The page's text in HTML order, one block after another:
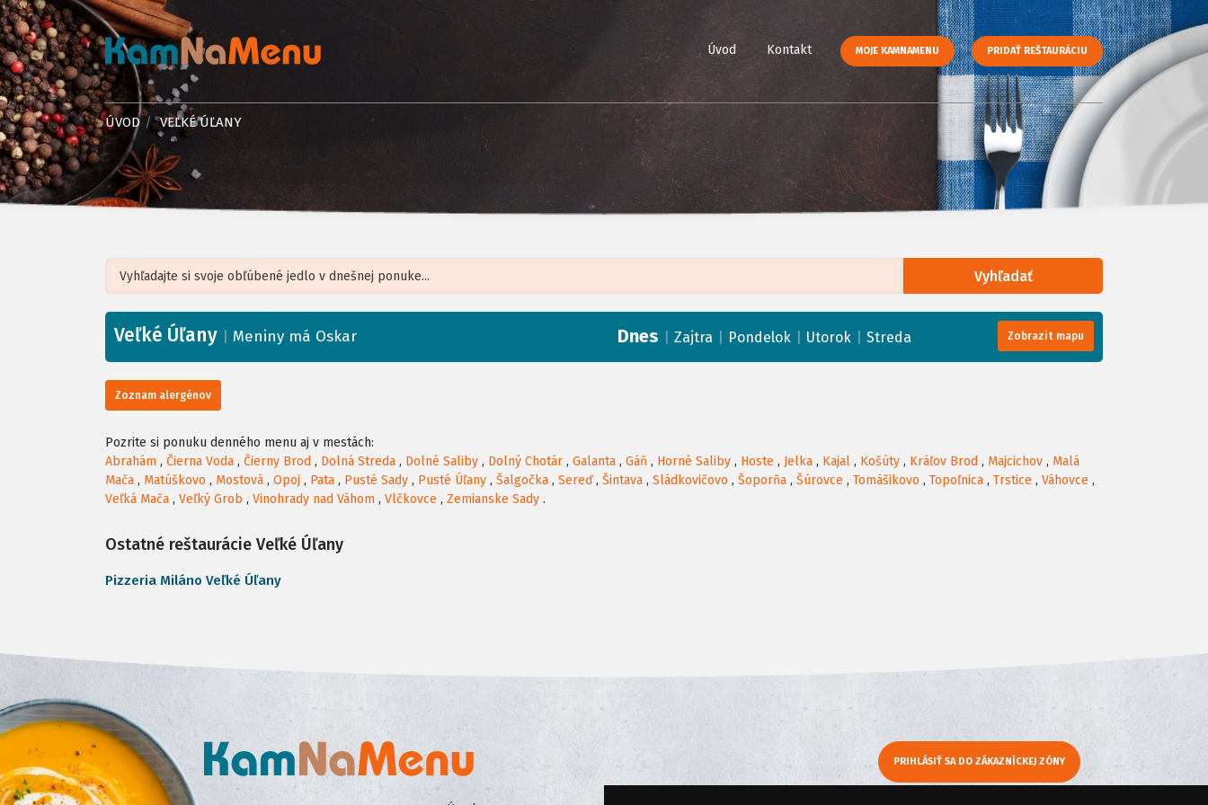
Úvod Kontakt MOJE KAMNAMENU PRIDAŤ REŠTAURÁCIU
ÚVOD VEĽKÉ ÚĽANY
Vyhľadať
+
−
Veľké Úľany Meniny má Oskar Dnes Zajtra Pondelok Utorok Streda Zobrazit mapu
Zoznam alergénov
Pozrite si ponuku denného menu aj v mestách:
Abrahám , Čierna Voda , Čierny Brod , Dolná Streda , Dolné Saliby , Dolný Chotár , Galanta , Gáň , Horné Saliby , Hoste , Jelka , Kajal , Košúty , Kráľov Brod , Majcichov , Malá
Mača , Matúškovo , Mostová , Opoj , Pata , Pusté Sady , Pusté Úľany , Šalgočka , Sereď, Šintava , Sládkovičovo , Šoporňa , Šúrovce , Tomášikovo , Topoľnica , Trstice , Váhovce ,
Veľká Mača , Veľký Grob , Vinohrady nad Váhom , Vlčkovce , Zemianske Sady .
Ostatné reštaurácie Veľké Úľany
Pizzeria Miláno Veľké Úľany
PRIHLÁSIŤ SA DO ZÁKAZNÍCKEJ ZÓNY